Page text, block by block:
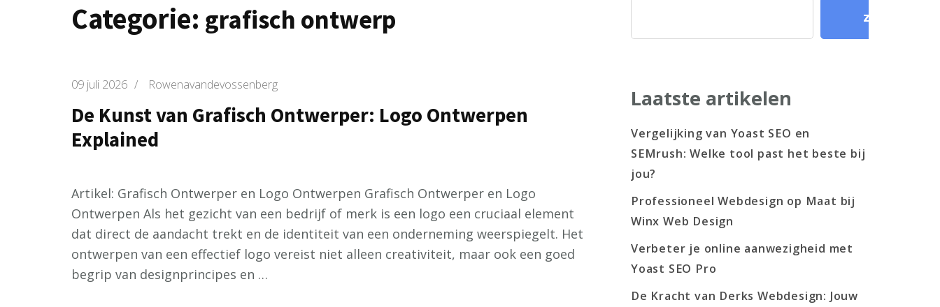
Categorie: grafisch ontwerp
09 juli 2026 / Rowenavandevossenberg
De Kunst van Grafisch Ontwerper: Logo Ontwerpen
Explained
Artikel: Grafisch Ontwerper en Logo Ontwerpen Grafisch Ontwerper en Logo
Ontwerpen Als het gezicht van een bedrijf of merk is een logo een cruciaal element
dat direct de aandacht trekt en de identiteit van een onderneming weerspiegelt. Het
ontwerpen van een effectief logo vereist niet alleen creativiteit, maar ook een goed
begrip van designprincipes en …
Zoeken
Laatste artikelen
Vergelijking van Yoast SEO en
SEMrush: Welke tool past het beste bij
jou?
Professioneel Webdesign op Maat bij
Winx Web Design
Verbeter je online aanwezigheid met
Yoast SEO Pro
De Kracht van Derks Webdesign: Jouw